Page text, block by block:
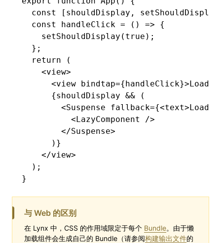
  const
[ shouldDisplay , setShouldDisplay
  const
handleClick = () => {
    setShouldDisplay
( true );
  };
  return
(
    <
view>
      <
view bindtap={handleClick}>Load
      {shouldDisplay
&& (
        <
Suspense fallback={<text
          <
LazyComponent
/>
        </
Suspense>
      )}
    </
view>
  );
}
与 Web 的区别
在 Lynx 中，CSS 的作用域限定于每个 Bundle。由于懒
加载组件会生成自己的 Bundle（请参阅构建输出文件的